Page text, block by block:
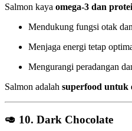
Salmon kaya omega-3 dan
Mendukung fungsi otak
Menjaga energi tetap
Mengurangi peradangan
Salmon adalah superfood untuk
🥑 10. Dark Chocolate